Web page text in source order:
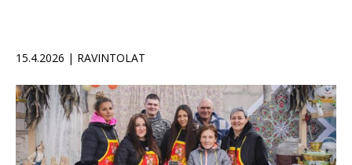
15.4.2026 | RAVINTOLAT